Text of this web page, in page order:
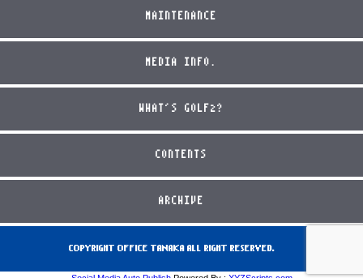
MAINTENANCE
MEDIA INFO.
WHAT'S GOLF2?
CONTENTS
ARCHIVE
COPYRIGHT OFFICE TANAKA ALL RIGHT RESERVED.